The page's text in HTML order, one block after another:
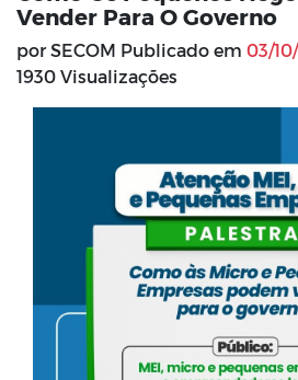
Vender Para O Governo
por SECOM Publicado em 03/
1930 Visualizações